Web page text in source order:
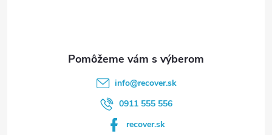
info@recover.sk
0911 555 556
recover.sk